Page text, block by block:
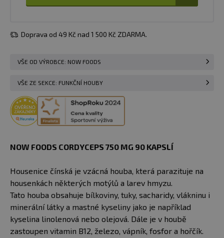
Doprava od 49 Kč nad 1 500 Kč ZDARMA.
VŠE OD VÝROBCE: NOW FOODS
VŠE ZE SEKCE: FUNKČNÍ HOUBY
NOW FOODS CORDYCEPS 750 MG 90 KAPSLÍ
Housenice čínská je vzácná houba, která parazituje na
housenkách některých motýlů a larev hmyzu.
Tato houba obsahuje bílkoviny, tuky, sacharidy, vlákninu i
minerální látky a mastné kyseliny jako je například
kyselina linolenová nebo olejová. Dále je v houbě
zastoupen vitamin B12, železo, vápník, fosfor a hořčík.